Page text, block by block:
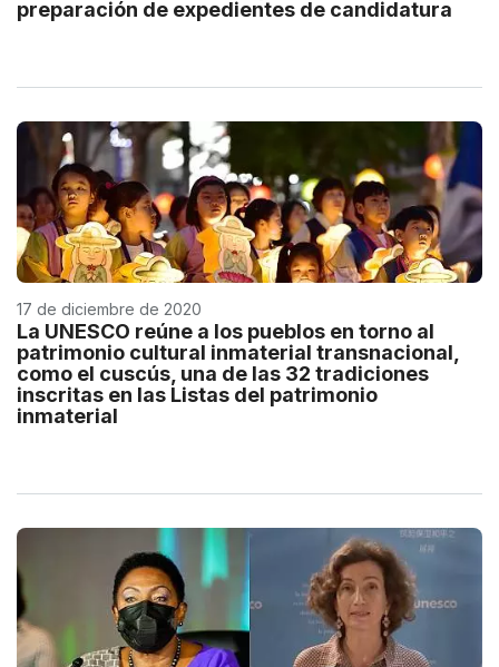
preparación de expedientes de candidatura
17 de diciembre de 2020
La UNESCO reúne a los pueblos en torno al
patrimonio cultural inmaterial transnacional,
como el cuscús, una de las 32 tradiciones
inscritas en las Listas del patrimonio
inmaterial